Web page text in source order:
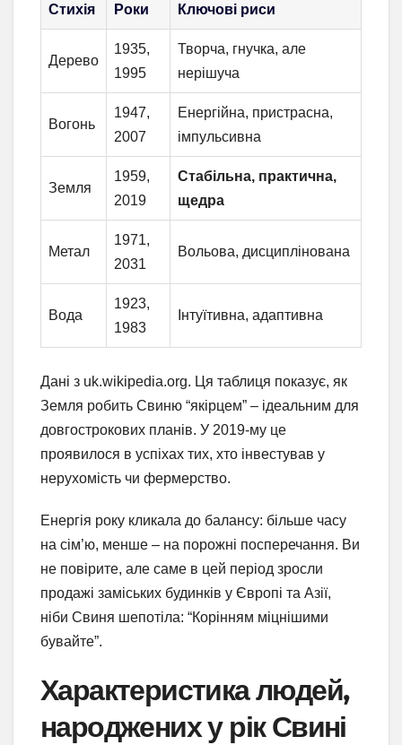
Стихія Роки Ключові риси
Дерево
1935,
1995
Творча, гнучка, але
нерішуча
Вогонь
1947,
2007
Енергійна, пристрасна,
імпульсивна
Земля
1959,
2019
Стабільна, практична,
щедра
Метал
1971,
2031
Вольова, дисциплінована
Вода
1923,
1983
Інтуїтивна, адаптивна
Дані з uk.wikipedia.org. Ця таблиця показує, як
Земля робить Свиню “якірцем” – ідеальним для
довгострокових планів. У 2019-му це
проявилося в успіхах тих, хто інвестував у
нерухомість чи фермерство.
Енергія року кликала до балансу: більше часу
на сім’ю, менше – на порожні посперечання. Ви
не повірите, але саме в цей період зросли
продажі заміських будинків у Європі та Азії,
ніби Свиня шепотіла: “Корінням міцнішими
бувайте”.
Характеристика людей,
народжених у рік Свині